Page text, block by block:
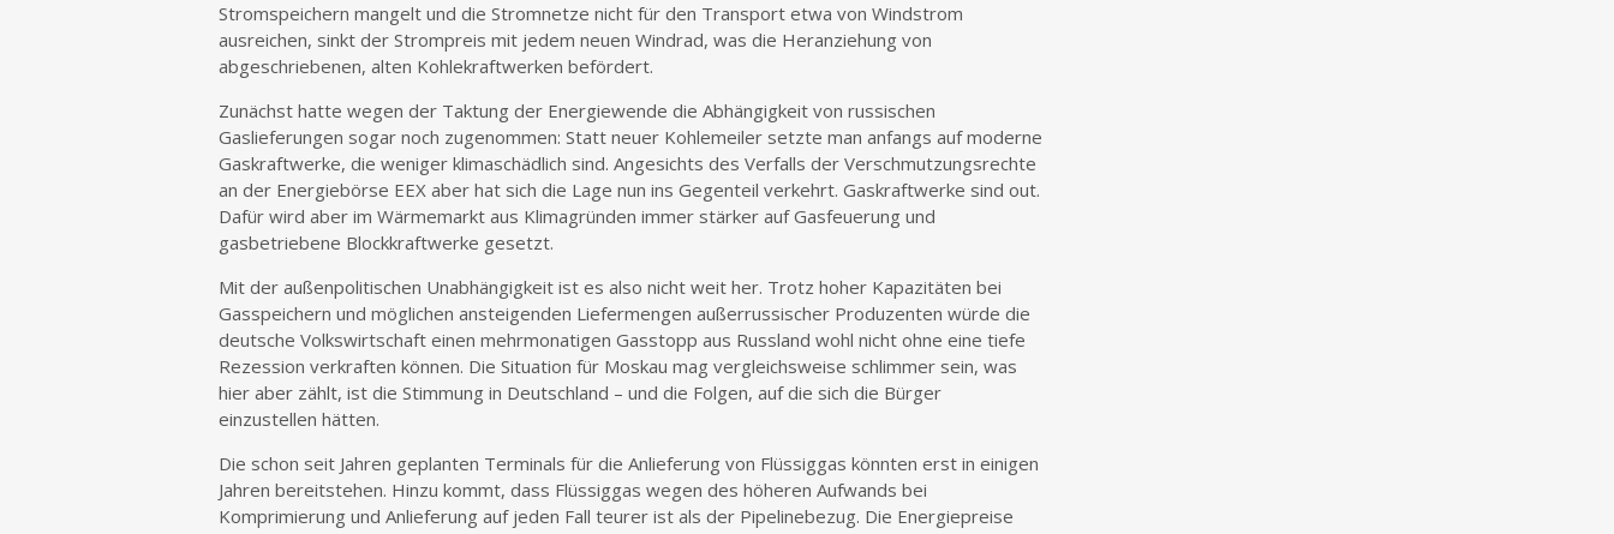
Stromspeichern mangelt und die Stromnetze nicht für den Transport etwa von Windstrom
ausreichen, sinkt der Strompreis mit jedem neuen Windrad, was die Heranziehung von
abgeschriebenen, alten Kohlekraftwerken befördert.
Zunächst hatte wegen der Taktung der Energiewende die Abhängigkeit von russischen
Gaslieferungen sogar noch zugenommen: Statt neuer Kohlemeiler setzte man anfangs auf moderne
Gaskraftwerke, die weniger klimaschädlich sind. Angesichts des Verfalls der Verschmutzungsrechte
an der Energiebörse EEX aber hat sich die Lage nun ins Gegenteil verkehrt. Gaskraftwerke sind out.
Dafür wird aber im Wärmemarkt aus Klimagründen immer stärker auf Gasfeuerung und
gasbetriebene Blockkraftwerke gesetzt.
Mit der außenpolitischen Unabhängigkeit ist es also nicht weit her. Trotz hoher Kapazitäten bei
Gasspeichern und möglichen ansteigenden Liefermengen außerrussischer Produzenten würde die
deutsche Volkswirtschaft einen mehrmonatigen Gasstopp aus Russland wohl nicht ohne eine tiefe
Rezession verkraften können. Die Situation für Moskau mag vergleichsweise schlimmer sein, was
hier aber zählt, ist die Stimmung in Deutschland – und die Folgen, auf die sich die Bürger
einzustellen hätten.
Die schon seit Jahren geplanten Terminals für die Anlieferung von Flüssiggas könnten erst in einigen
Jahren bereitstehen. Hinzu kommt, dass Flüssiggas wegen des höheren Aufwands bei
Komprimierung und Anlieferung auf jeden Fall teurer ist als der Pipelinebezug. Die Energiepreise